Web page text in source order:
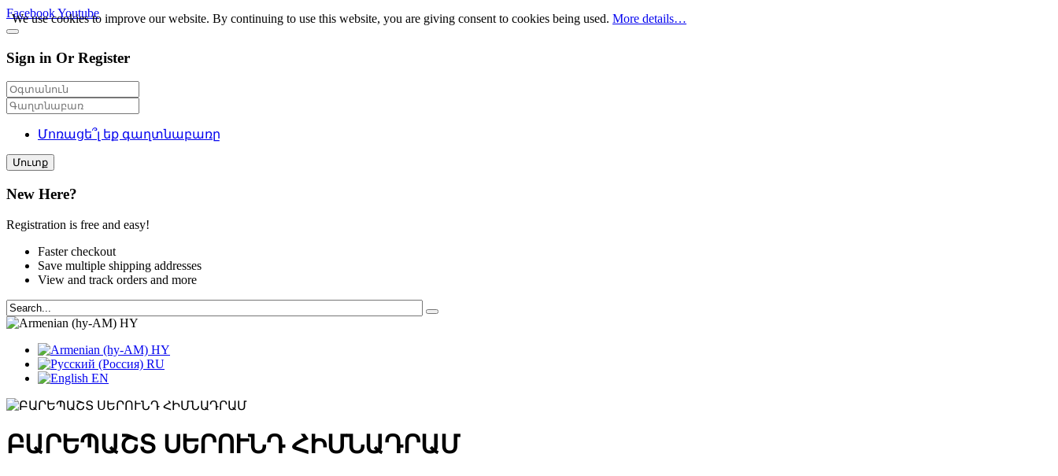
FacebookYoutube
Sign in Or Register
Մոռացե՞լ եք գաղտնաբառը
Մուտք
New Here?
Registration is free and easy!
Faster checkout
Save multiple shipping addresses
View and track orders and more
HY
HY
RU
EN
ԲԱՐԵՊԱՇՏ ՍԵՐՈՒՆԴ ՀԻՄՆԱԴՐԱՄ
We use cookies to improve our website. By continuing to use this website, you are giving consent to cookies being used. More details…